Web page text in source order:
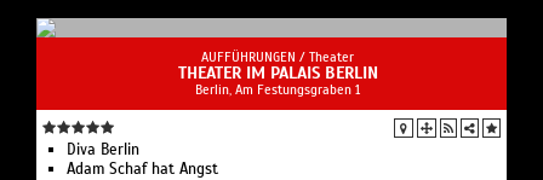
AUFFÜHRUNGEN / Theater
THEATER IM PALAIS BERLIN
Berlin, Am Festungsgraben 1
Diva Berlin
Adam Schaf hat Angst